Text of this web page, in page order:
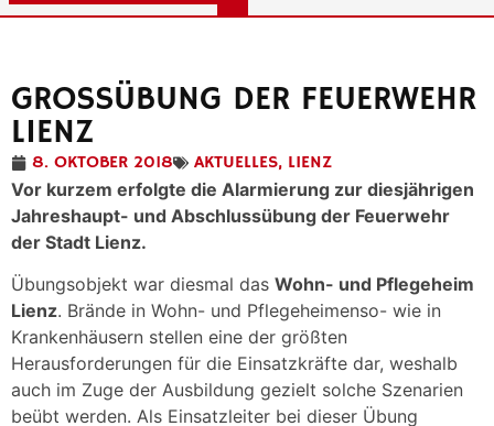
GROSSÜBUNG DER FEUERWEHR L
IENZ
8. OKTOBER 2018 AKTUELLES, LIENZ
Vor kurzem erfolgte die Alarmierung zur diesjährigen
Jahreshaupt- und Abschlussübung der Feuerwehr
der Stadt Lienz.
Übungsobjekt war diesmal das Wohn- und Pflegeheim
Lienz. Brände in Wohn- und Pflegeheimenso- wie in
Krankenhäusern stellen eine der größten
Herausforderungen für die Einsatzkräfte dar, weshalb
auch im Zuge der Ausbildung gezielt solche Szenarien
beübt werden. Als Einsatzleiter bei dieser Übung